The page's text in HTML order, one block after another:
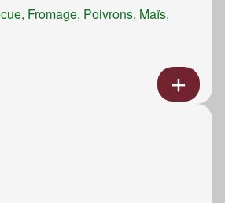
Fromage, Poivrons, Maïs,